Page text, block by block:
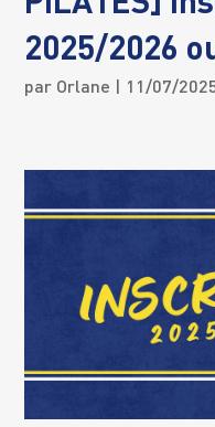
2025/2026
par Orlane | 11/07/